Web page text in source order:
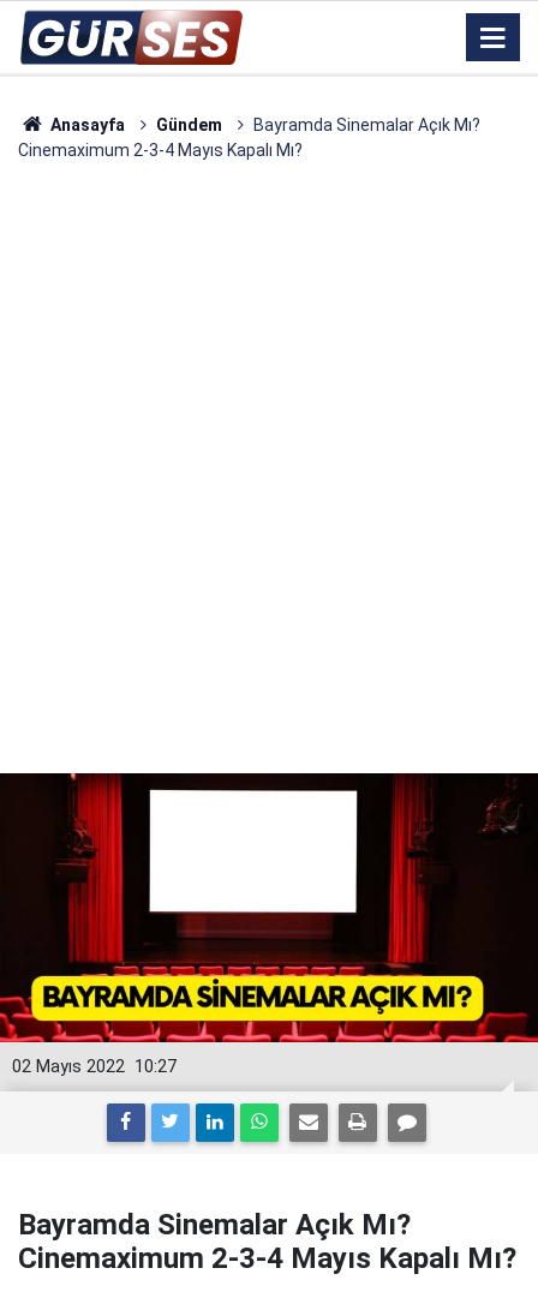
Anasayfa Gündem
Bayramda Sinemalar Açık Mı?
Cinemaximum 2-3-4 Mayıs Kapalı Mı?
10:27
02 Mayıs 2022
Bayramda Sinemalar Açık Mı?
Cinemaximum 2-3-4 Mayıs Kapalı Mı?